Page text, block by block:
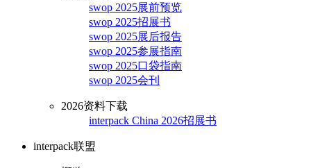
swop 2025展前预览
swop 2025招展书
swop 2025展后报告
swop 2025参展指南
swop 2025口袋指南
swop 2025会刊
2026资料下载
interpack China 2026招展书
interpack联盟